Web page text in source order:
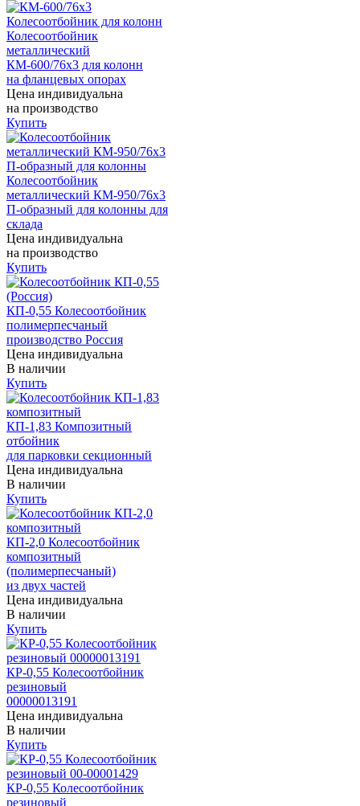
Колесоотбойник
металлический
КМ-600/76х3 для колонн
на фланцевых опорах
Цена индивидуальна
на производство
Купить
Колесоотбойник
металлический КМ-950/76х3
П-образный для колонны для
склада
Цена индивидуальна
на производство
Купить
КП-0,55 Колесоотбойник
полимерпесчаный
производство Россия
Цена индивидуальна
В наличии
Купить
КП-1,83 Композитный
отбойник
для парковки секционный
Цена индивидуальна
В наличии
Купить
КП-2,0 Колесоотбойник
композитный
(полимерпесчаный)
из двух частей
Цена индивидуальна
В наличии
Купить
КР-0,55 Колесоотбойник
резиновый
00000013191
Цена индивидуальна
В наличии
Купить
КР-0,55 Колесоотбойник
резиновый